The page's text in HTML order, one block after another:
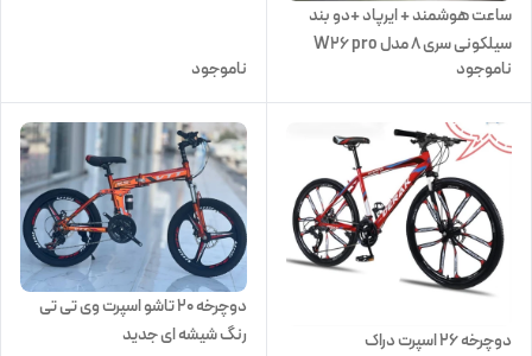
ساعت هوشمند + ایرپاد +دو بند
سیلکونی سری 8 مدل W26 pro
max
ناموجود ناموجود
دوچرخه ۲۶ اسپرت دراک
دوچرخه 20 تاشو اسپرت وی تی تی
رنگ شیشه ای جدید